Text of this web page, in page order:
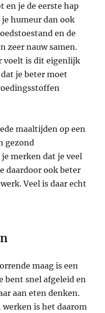
en je de eerste hap
humeur dan ook
en de
zeer nauw samen.
voelt is dit eigenlijk
je beter moet
maaltijden op een
gezond
merken dat je veel
daardoor ook beter
Veel is daar echt
maag is een
bent snel afgeleid en
aan eten denken.
is het daarom